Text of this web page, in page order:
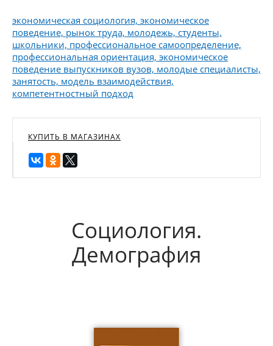
экономическая социология, экономическое
поведение, рынок труда, молодежь, студенты,
школьники, профессиональное самоопределение,
профессиональная ориентация, экономическое
поведение выпускников вузов, молодые специалисты,
занятость, модель взаимодействия,
компетентностный подход
КУПИТЬ В МАГАЗИНАХ
Социология.
Демография